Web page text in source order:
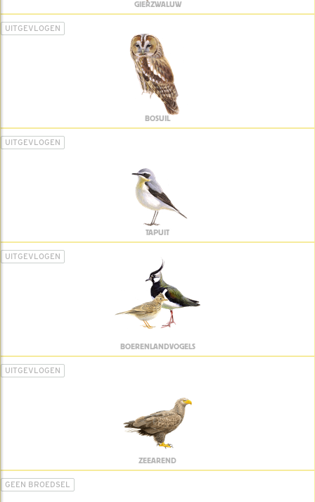
GIERZWALUW
UITGEVLOGEN
BOSUIL
UITGEVLOGEN
TAPUIT
UITGEVLOGEN
BOERENLANDVOGELS
UITGEVLOGEN
ZEEAREND
GEEN BROEDSEL